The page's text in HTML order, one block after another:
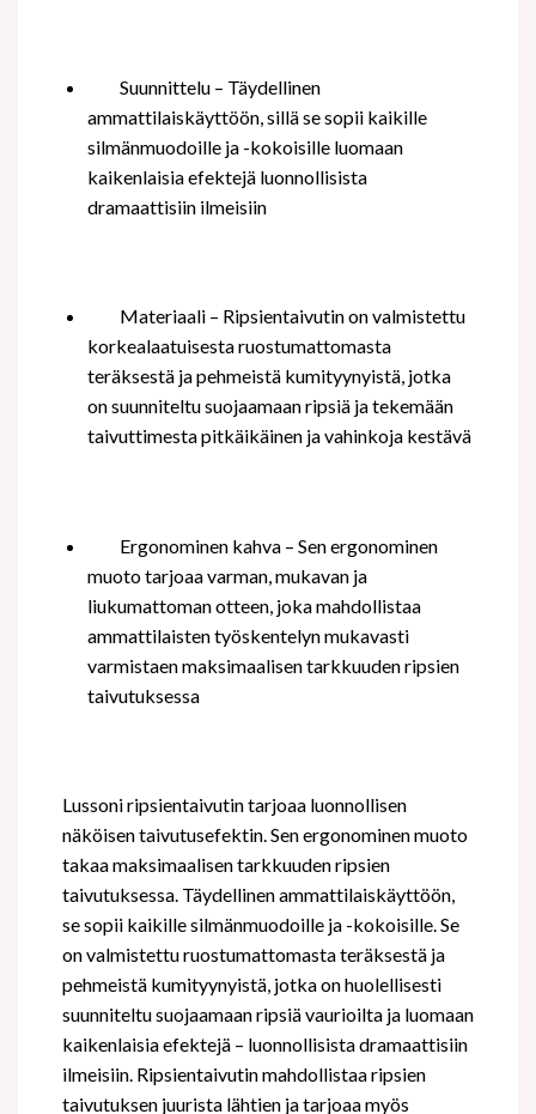
Suunnittelu – Täydellinen
ammattilaiskäyttöön, sillä se sopii kaikille
silmänmuodoille ja -kokoisille luomaan
kaikenlaisia efektejä luonnollisista
dramaattisiin ilmeisiin
Materiaali – Ripsientaivutin on valmistettu
korkealaatuisesta ruostumattomasta
teräksestä ja pehmeistä kumityynyistä, jotka
on suunniteltu suojaamaan ripsiä ja tekemään
taivuttimesta pitkäikäinen ja vahinkoja kestävä
Ergonominen kahva – Sen ergonominen
muoto tarjoaa varman, mukavan ja
liukumattoman otteen, joka mahdollistaa
ammattilaisten työskentelyn mukavasti
varmistaen maksimaalisen tarkkuuden ripsien
taivutuksessa
Lussoni ripsientaivutin tarjoaa luonnollisen
näköisen taivutusefektin. Sen ergonominen muoto
takaa maksimaalisen tarkkuuden ripsien
taivutuksessa. Täydellinen ammattilaiskäyttöön,
se sopii kaikille silmänmuodoille ja -kokoisille. Se
on valmistettu ruostumattomasta teräksestä ja
pehmeistä kumityynyistä, jotka on huolellisesti
suunniteltu suojaamaan ripsiä vaurioilta ja luomaan
kaikenlaisia efektejä – luonnollisista dramaattisiin
ilmeisiin. Ripsientaivutin mahdollistaa ripsien
taivutuksen juurista lähtien ja tarjoaa myös